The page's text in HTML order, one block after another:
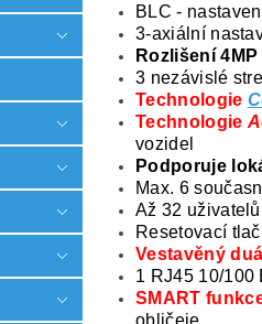
BLC -
3-axiální
Rozlišení
3 nezávislé
Technologie
Technologie
vozidel
Podporuje
Max. 6
Až 32
Resetovací
Vestavěný
1 RJ45 10/100
SMART
obličeje